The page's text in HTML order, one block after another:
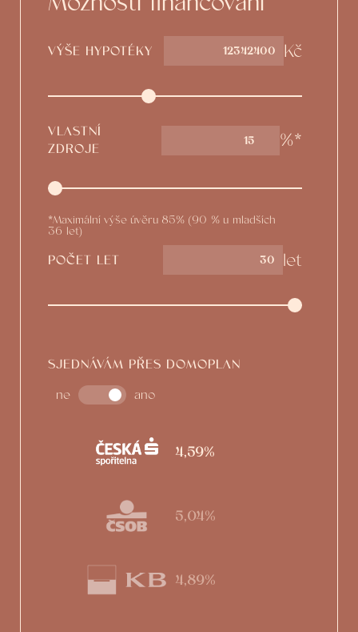
VÝŠE HYPOTÉKY Kč
VLASTNÍ
ZDROJE
15 %*
*Maximální výše úvěru 85% (90 % u mladších
36 let)
POČET LET let
SJEDNÁVÁM PŘES DOMOPLAN
ne ano
4,59%
5,04%
4,89%